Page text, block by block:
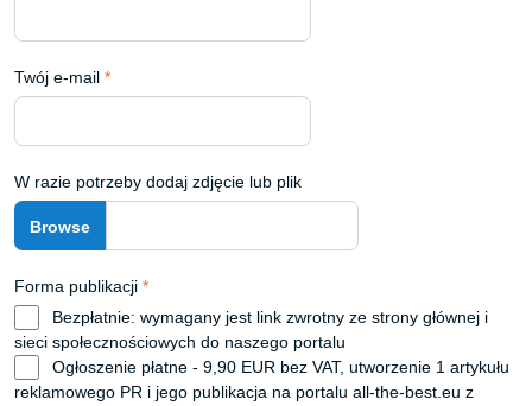
Twój e-mail *
W razie potrzeby dodaj zdjęcie lub plik
Forma publikacji *
sieci społecznościowych do naszego portalu
reklamowego PR i jego publikacja na portalu all-the-best.eu z